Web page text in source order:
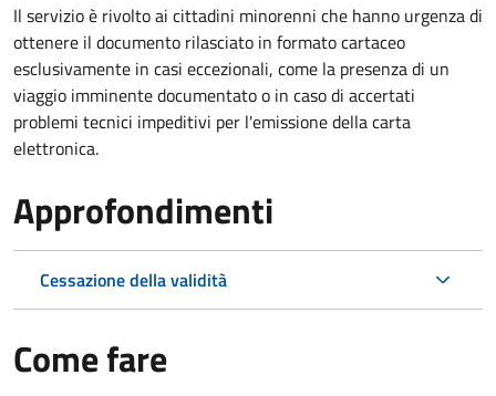
Il servizio è rivolto ai cittadini minorenni che hanno urgenza di
ottenere il documento rilasciato in formato cartaceo
esclusivamente in casi eccezionali, come la presenza di un
viaggio imminente documentato o in caso di accertati
problemi tecnici impeditivi per l'emissione della carta
elettronica.
Approfondimenti
Cessazione della validità
Come fare